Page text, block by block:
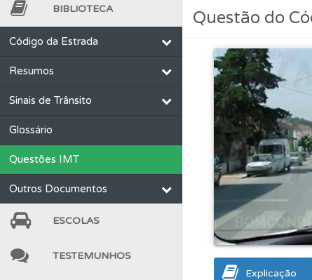
Perfil Veja os
Perfil Saiba no
Perfil Veja as
Perfil Tem um
Questões
BIBLIOTECA
Código da Estrada
Resumos
Sinais de Trânsito
Glossário
Questões IMT
Outros Documentos
ESCOLAS
TESTEMUNHOS
Questão do
Explicação